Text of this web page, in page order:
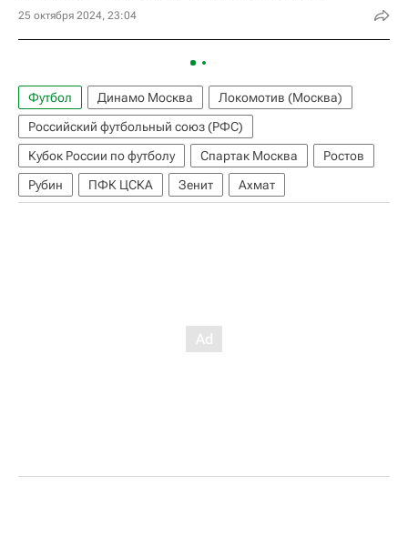
25 октября 2024, 23:04
Футбол Динамо Москва
Локомотив (Москва)
Российский футбольный союз (РФС)
Кубок России по футболу
Спартак Москва
Ростов
Рубин
ПФК ЦСКА Зенит Ахмат